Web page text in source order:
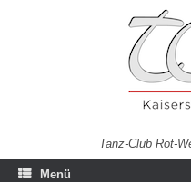
Tanz-Club Rot-
Menü